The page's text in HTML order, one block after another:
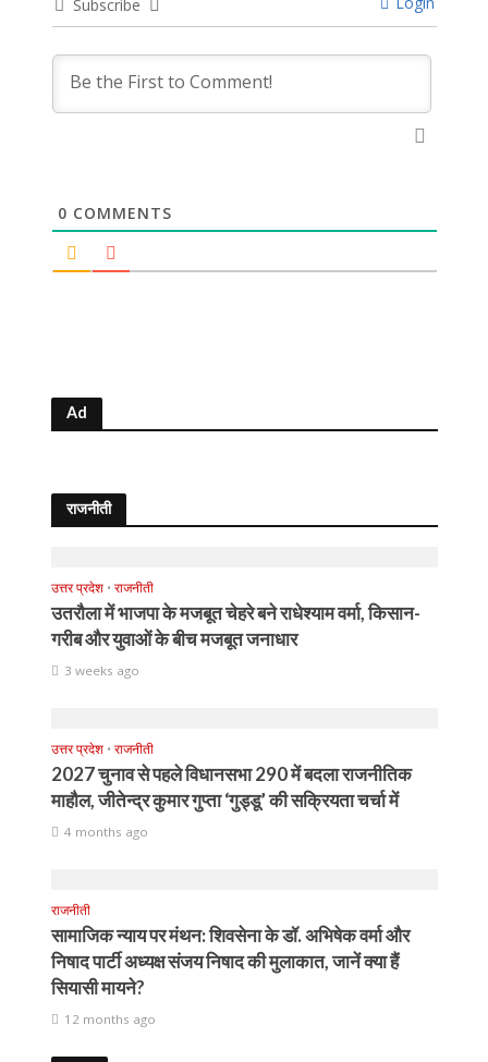
Subscribe
0 COMMENTS
Ad
राजनीती
उत्तर प्रदेश • राजनीती
उतरौला में भाजपा के मजबूत चेहरे बने राधेश्याम वर्मा, किसान-
गरीब और युवाओं के बीच मजबूत जनाधार
3 weeks ago
उत्तर प्रदेश • राजनीती
2027 चुनाव से पहले विधानसभा 290 में बदला राजनीतिक
माहौल, जीतेन्द्र कुमार गुप्ता ‘गुड्डू’ की सक्रियता चर्चा में
4 months ago
राजनीती
सामाजिक न्याय पर मंथन: शिवसेना के डॉ. अभिषेक वर्मा और
निषाद पार्टी अध्यक्ष संजय निषाद की मुलाकात, जानें क्या हैं
सियासी मायने?
12 months ago